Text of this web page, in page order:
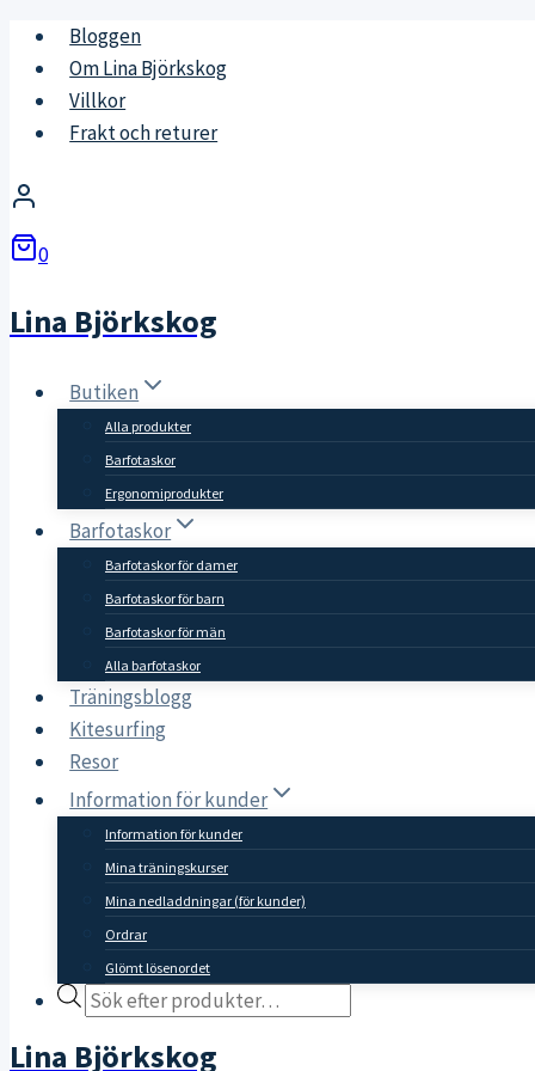
Skip
content
Bloggen
Om Lina Björkskog
Villkor
Frakt och returer
0
Lina Björkskog
Butiken
Alla produkter
Barfotaskor
Ergonomiprodukter
Barfotaskor
Barfotaskor för damer
Barfotaskor för barn
Barfotaskor för män
Alla barfotaskor
Träningsblogg
Kitesurfing
Resor
Information för kunder
Information för kunder
Mina träningskurser
Mina nedladdningar (för kunder)
Ordrar
Glömt lösenordet
Products
Lina Björkskog